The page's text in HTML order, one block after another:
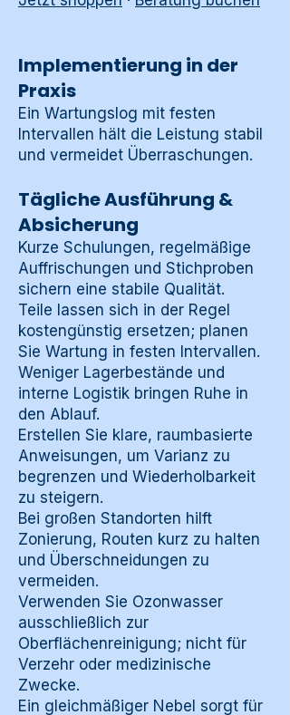
Implementierung in der
Praxis
Ein Wartungslog mit festen
Intervallen hält die Leistung stabil
und vermeidet Überraschungen.
Tägliche Ausführung &
Absicherung
Kurze Schulungen, regelmäßige
Auffrischungen und Stichproben
sichern eine stabile Qualität.
Teile lassen sich in der Regel
kostengünstig ersetzen; planen
Sie Wartung in festen Intervallen.
Weniger Lagerbestände und
interne Logistik bringen Ruhe in
den Ablauf.
Erstellen Sie klare, raumbasierte
Anweisungen, um Varianz zu
begrenzen und Wiederholbarkeit
zu steigern.
Bei großen Standorten hilft
Zonierung, Routen kurz zu halten
und Überschneidungen zu
vermeiden.
Verwenden Sie Ozonwasser
ausschließlich zur
Oberflächenreinigung; nicht für
Verzehr oder medizinische
Zwecke.
Ein gleichmäßiger Nebel sorgt für